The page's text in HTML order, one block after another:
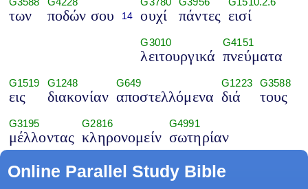
των ποδών σου 14 ουχί πάντες εισί
G3010
λειτουργικά
G4151
πνεύματα
G1519
εις
G1248
διακονίαν
G649
αποστελλόμενα
G1223
διά
G3588
τους
G3195
μέλλοντας
G2816
κληρονομείν
G4991
σωτηρίαν
Online Parallel Study Bible